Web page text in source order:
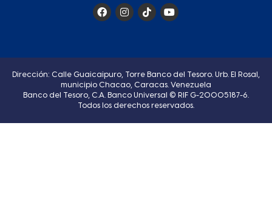
Dirección: Calle Guaicaipuro, Torre Banco del Tesoro. Urb. El Rosal,
municipio Chacao, Caracas. Venezuela
Banco del Tesoro, C.A. Banco Universal © RIF G-20005187-6.
Todos los derechos reservados.